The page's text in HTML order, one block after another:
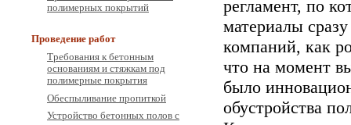
полимерных покрытий
Проведение работ
Требования к бетонным
основаниям и стяжкам под
полимерные покрытия
Обеспыливание пропиткой
Устройство бетонных полов с
регламент, по
материалы
компаний, как
что на момент
было
обустройства